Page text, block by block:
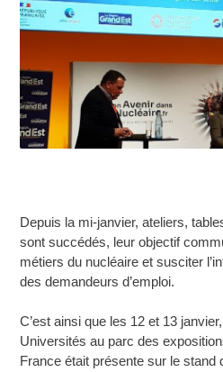
Depuis la mi-janvier, ateliers,
sont succédés, leur objectif
métiers du nucléaire et susciter
des demandeurs d’emploi.
C’est ainsi que les 12 et 13
Universités au parc des
France était présente sur le stand